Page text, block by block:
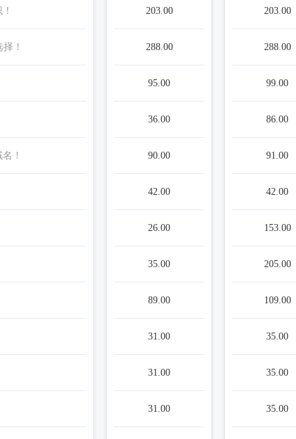
203.00 203.00
！ 288.00 288.00
95.00 99.00
36.00 86.00
！ 90.00 91.00
42.00 42.00
26.00 153.00
35.00 205.00
89.00 109.00
31.00 35.00
31.00 35.00
31.00 35.00